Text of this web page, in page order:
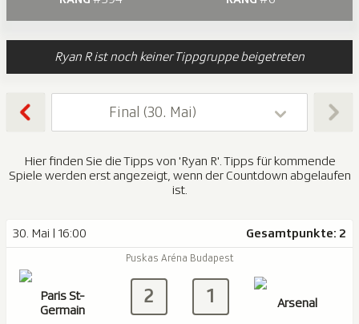
Ryan R ist noch keiner Tippgruppe beigetreten
Final (30. Mai)
Hier finden Sie die Tipps von 'Ryan R'. Tipps für kommende
Spiele werden erst angezeigt, wenn der Countdown abgelaufen
ist.
30. Mai | 16:00 Gesamtpunkte: 2
Puskas Aréna Budapest
Paris St-
Germain
2 Arsenal
1